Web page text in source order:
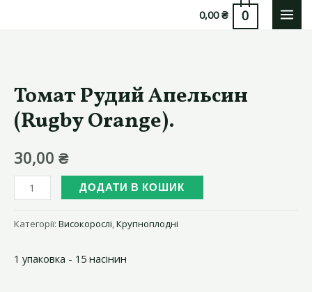
0,00₴ 0
Томат Рудий Апельсин
(Rugby Orange).
30,00 ₴
Томат
Рудий
Апельсин
Orange).
ДОДАТИ В КОШИК
Категорії: Високорослі,Крупноплодні
1 упаковка - 15 насінин